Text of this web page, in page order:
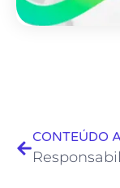
CONTEÚDO